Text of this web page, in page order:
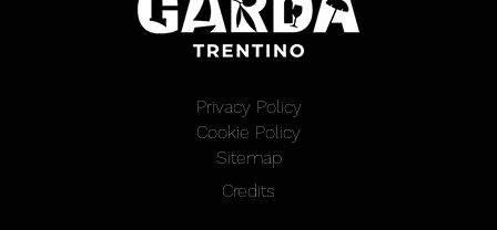
Privacy Policy
Cookie Policy
Sitemap
Credits